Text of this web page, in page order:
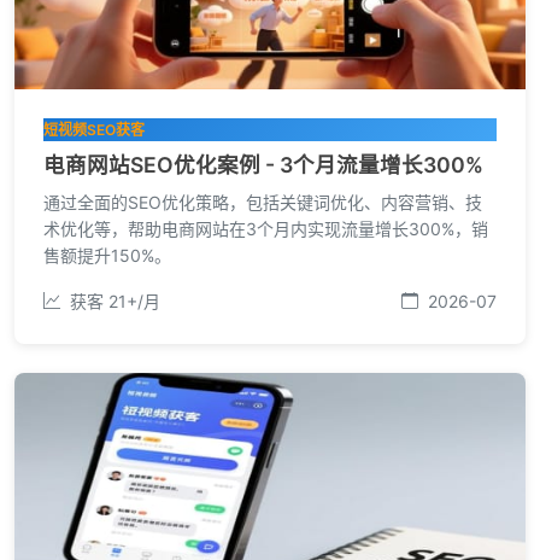
短视频SEO获客
电商网站SEO优化案例 - 3个月流量增长300%
通过全面的SEO优化策略，包括关键词优化、内容营销、技
术优化等，帮助电商网站在3个月内实现流量增长300%，销
售额提升150%。
获客 21+/月 2026-07